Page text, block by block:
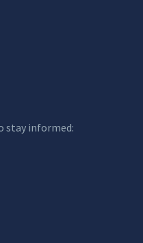
stay informed: